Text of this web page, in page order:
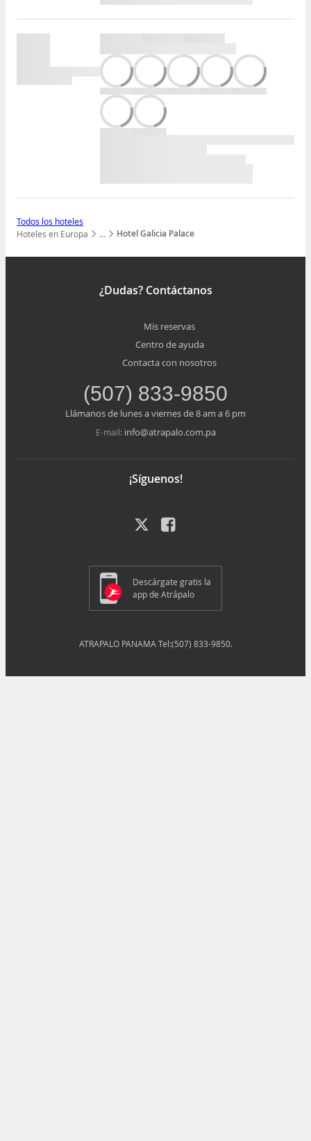
Todos los hoteles
…
Mostrar todos los niveles
Hoteles en Europa Hotel Galicia Palace
¿Dudas? Contáctanos
Mis reservas
Centro de ayuda
Contacta con nosotros
(507) 833-9850
Llámanos de lunes a viernes de 8 am a 6 pm
E-mail: info@atrapalo.com.pa
¡Síguenos!
Descárgate gratis la
app de Atrápalo
ATRAPALO PANAMA Tel:(507) 833-9850.